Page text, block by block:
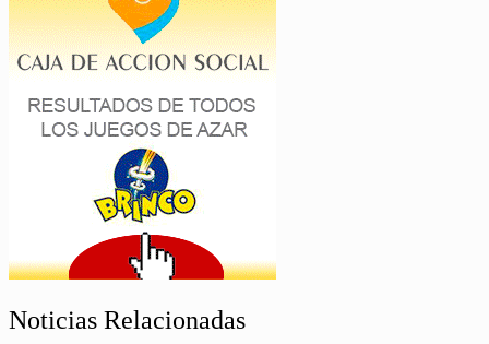
Noticias Relacionadas